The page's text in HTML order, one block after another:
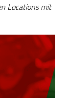
Locations mit